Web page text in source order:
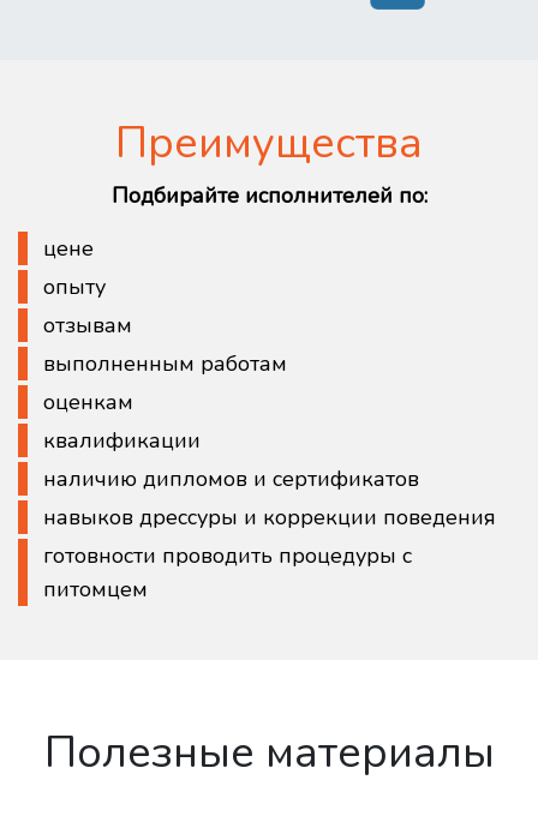
Преимущества
Подбирайте исполнителей по:
цене
опыту
отзывам
выполненным работам
оценкам
квалификации
наличию дипломов и сертификатов
навыков дрессуры и коррекции поведения
готовности проводить процедуры с
питомцем
Полезные материалы